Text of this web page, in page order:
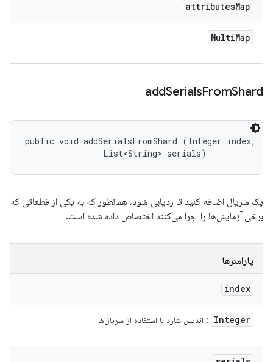
attributesMap
MultiMap
addSerialsFromShard
public void addSerialsFromShard (Integer index,
                List<String> serials)
یک سریال اضافه کنید تا ردیابی شود، همانطور که به یکی از قطعاتی که
برخی آزمایش‌ها را اجرا می‌کنند اختصاص داده شده است.
پارامترها
index
Integer : اندیس شارد با استفاده از سریال‌ها